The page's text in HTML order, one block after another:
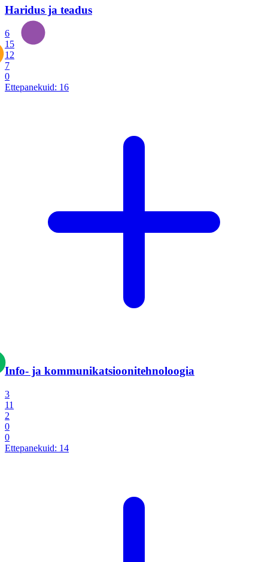
Haridus ja teadus
6
15
12
7
0
Ettepanekuid: 16
Info- ja kommunikatsiooni­tehnoloogia
3
11
2
0
0
Ettepanekuid: 14